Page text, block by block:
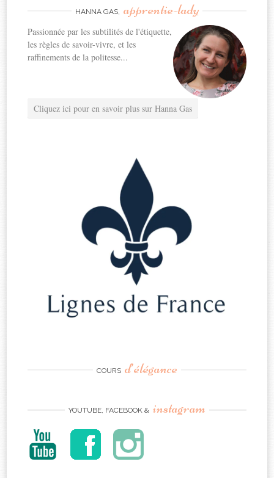
HANNA GAS, apprentie-lady
Passionnée par les subtilités de l'étiquette,
les règles de savoir-vivre, et les
raffinements de la politesse...
Cliquez ici pour en savoir plus sur Hanna Gas
COURS d’élégance
YOUTUBE, FACEBOOK & instagram